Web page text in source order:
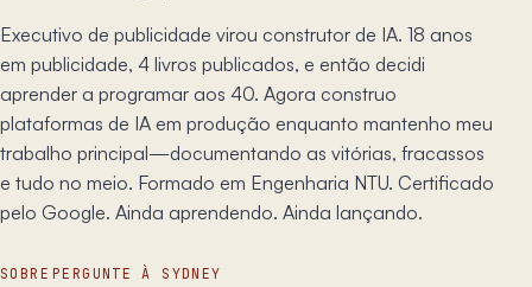
Executivo de publicidade virou construtor de IA. 18 anos
em publicidade, 4 livros publicados, e então decidi
aprender a programar aos 40. Agora construo
plataformas de IA em produção enquanto mantenho meu
trabalho principal—documentando as vitórias, fracassos
e tudo no meio. Formado em Engenharia NTU. Certificado
pelo Google. Ainda aprendendo. Ainda lançando.
SOBRE PERGUNTE À SYDNEY